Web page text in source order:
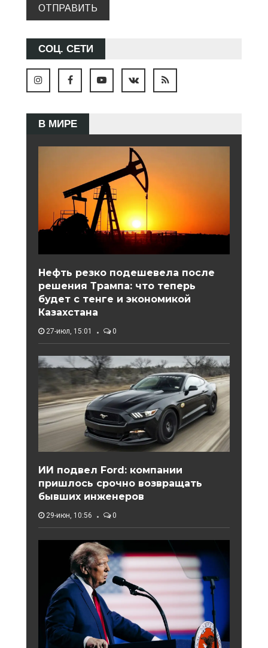
ОТПРАВИТЬ
СОЦ. СЕТИ
В МИРЕ
Нефть резко подешевела после
решения Трампа: что теперь
будет с тенге и экономикой
Казахстана
27-июл, 15:01 0
ИИ подвел Ford: компании
пришлось срочно возвращать
бывших инженеров
29-июн, 10:56 0